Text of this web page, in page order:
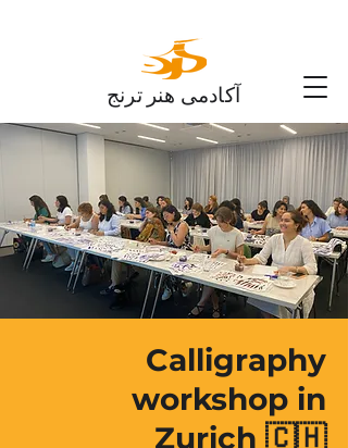
آکادمی هنر ترنج
Calligraphy
workshop in
Zurich 🇨🇭